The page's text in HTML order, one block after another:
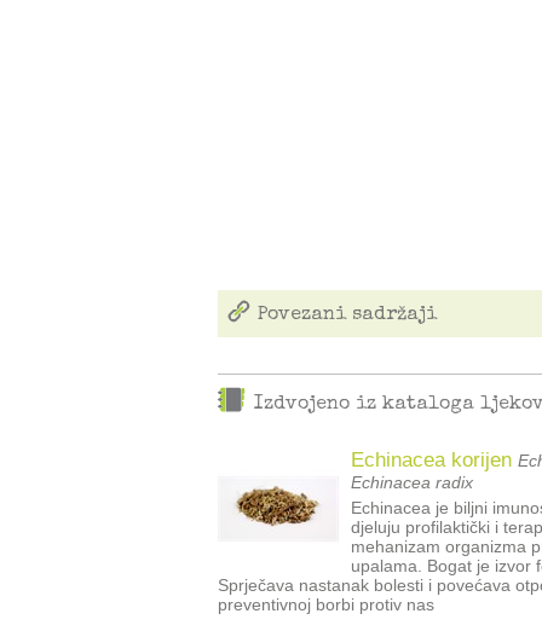
Povezani sadržaji
Izdvojeno iz kataloga
Echinacea korijen
Echinacea radix
Echinacea je biljni
djeluju profilaktički i
mehanizam organizma
upalama. Bogat je izvor
Sprječava nastanak bolesti i povećava
preventivnoj borbi protiv nas